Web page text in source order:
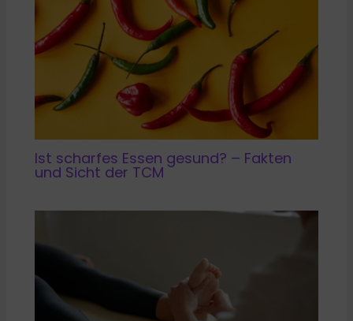
Ist scharfes Essen gesund? – Fakten
und Sicht der TCM